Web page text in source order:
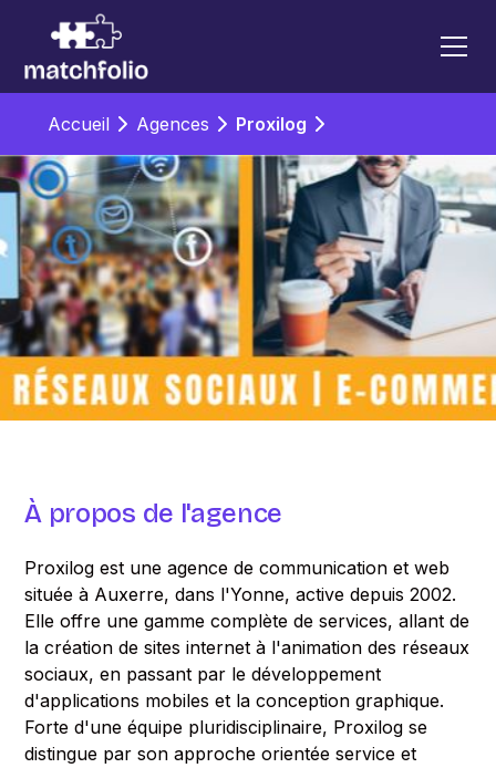
Accueil Agences Proxilog
À propos de l'agence
Proxilog est une agence de communication et web
située à Auxerre, dans l'Yonne, active depuis 2002.
Elle offre une gamme complète de services, allant de
la création de sites internet à l'animation des réseaux
sociaux, en passant par le développement
d'applications mobiles et la conception graphique.
Forte d'une équipe pluridisciplinaire, Proxilog se
distingue par son approche orientée service et